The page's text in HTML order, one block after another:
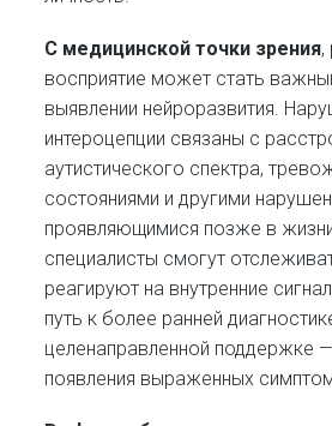
С медицинской точки зрения,
восприятие может стать
выявлении нейроразвития.
интероцепции связаны с
аутистического спектра,
состояниями и другими
проявляющимися позже в
специалисты смогут
реагируют на внутренние
путь к более ранней
целенаправленной поддержке
появления выраженных